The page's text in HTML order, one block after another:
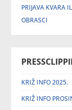
PRIJAVA KVARA
OBRASCI
KRIŽ INFO 2025.
KRIŽ INFO